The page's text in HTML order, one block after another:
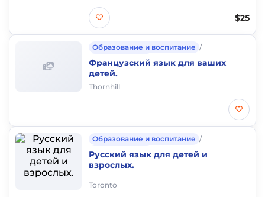
$25
Образование и воспитание /
Частные уроки
Французский язык для ваших
детей.
Thornhill
Образование и воспитание /
Частные уроки
Русский язык для детей и
взрослых.
Toronto